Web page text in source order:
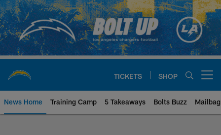
Skip
to
main
content
TICKETS SHOP
News Home Training Camp 5 Takeaways Bolts Buzz Mailbag